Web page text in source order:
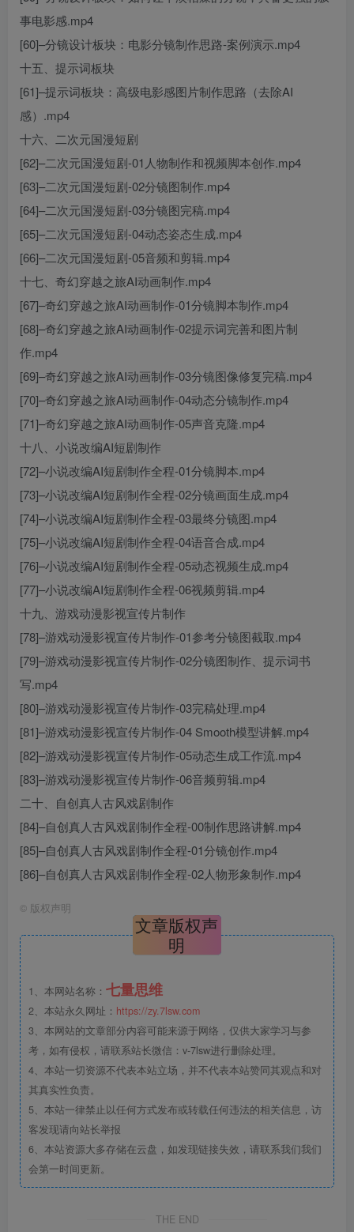
事电影感.mp4
[60]–分镜设计板块：电影分镜制作思路-案例演示.mp4
十五、提示词板块
[61]–提示词板块：高级电影感图片制作思路（去除AI
感）.mp4
十六、二次元国漫短剧
[62]–二次元国漫短剧-01人物制作和视频脚本创作.mp4
[63]–二次元国漫短剧-02分镜图制作.mp4
[64]–二次元国漫短剧-03分镜图完稿.mp4
[65]–二次元国漫短剧-04动态姿态生成.mp4
[66]–二次元国漫短剧-05音频和剪辑.mp4
十七、奇幻穿越之旅AI动画制作.mp4
[67]–奇幻穿越之旅AI动画制作-01分镜脚本制作.mp4
[68]–奇幻穿越之旅AI动画制作-02提示词完善和图片制
作.mp4
[69]–奇幻穿越之旅AI动画制作-03分镜图像修复完稿.mp4
[70]–奇幻穿越之旅AI动画制作-04动态分镜制作.mp4
[71]–奇幻穿越之旅AI动画制作-05声音克隆.mp4
十八、小说改编AI短剧制作
[72]–小说改编AI短剧制作全程-01分镜脚本.mp4
[73]–小说改编AI短剧制作全程-02分镜画面生成.mp4
[74]–小说改编AI短剧制作全程-03最终分镜图.mp4
[75]–小说改编AI短剧制作全程-04语音合成.mp4
[76]–小说改编AI短剧制作全程-05动态视频生成.mp4
[77]–小说改编AI短剧制作全程-06视频剪辑.mp4
十九、游戏动漫影视宣传片制作
[78]–游戏动漫影视宣传片制作-01参考分镜图截取.mp4
[79]–游戏动漫影视宣传片制作-02分镜图制作、提示词书
写.mp4
[80]–游戏动漫影视宣传片制作-03完稿处理.mp4
[81]–游戏动漫影视宣传片制作-04 Smooth模型讲解.mp4
[82]–游戏动漫影视宣传片制作-05动态生成工作流.mp4
[83]–游戏动漫影视宣传片制作-06音频剪辑.mp4
二十、自创真人古风戏剧制作
[84]–自创真人古风戏剧制作全程-00制作思路讲解.mp4
[85]–自创真人古风戏剧制作全程-01分镜创作.mp4
[86]–自创真人古风戏剧制作全程-02人物形象制作.mp4
© 版权声明
文章版权声
明
1、本网站名称： 七量思维
2、本站永久网址： https://zy.7lsw.com
3、本网站的文章部分内容可能来源于网络，仅供大家学习与参
考，如有侵权，请联系站长微信：v-7lsw进行删除处理。
4、本站一切资源不代表本站立场，并不代表本站赞同其观点和对
其真实性负责。
5、本站一律禁止以任何方式发布或转载任何违法的相关信息，访
客发现请向站长举报
6、本站资源大多存储在云盘，如发现链接失效，请联系我们我们
会第一时间更新。
THE END